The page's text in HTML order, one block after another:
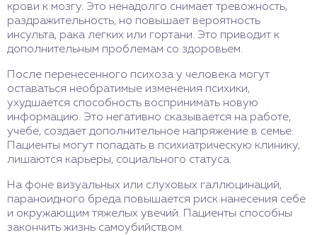
крови к мозгу. Это ненадолго снимает тревожность,
раздражительность, но повышает вероятность
инсульта, рака легких или гортани. Это приводит к
дополнительным проблемам со здоровьем.
После перенесенного психоза у человека могут
оставаться необратимые изменения психики,
ухудшается способность воспринимать новую
информацию. Это негативно сказывается на работе,
учебе, создает дополнительное напряжение в семье.
Пациенты могут попадать в психиатрическую клинику,
лишаются карьеры, социального статуса.
На фоне визуальных или слуховых галлюцинаций,
параноидного бреда повышается риск нанесения себе
и окружающим тяжелых увечий. Пациенты способны
закончить жизнь самоубийством.